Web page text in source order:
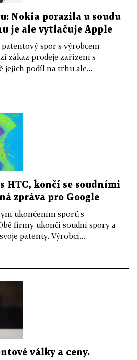
Nokia porazila u soudu
je ale vytlačuje Apple
spor s výrobcem
zákaz prodeje zařízení s
jejich podíl na trhu ale...
HTC, končí se soudními
zpráva pro Google
ukončením sporů s
firmy ukončí soudní spory a
patenty. Výrobci...
války a ceny.